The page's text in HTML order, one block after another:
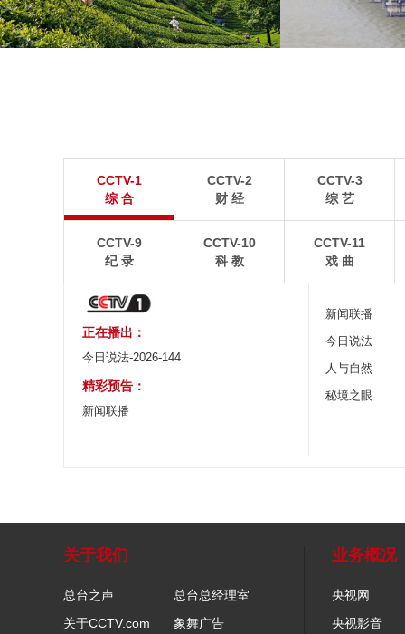
山东威海：桑沟湾彩霞满天
8月10日晨曦，山东威海，荣成市桑沟湾海滨呈现火
江苏南通：大熊
8月9日，江苏南通，
晨光洒在茶园，连绵起伏的茶山云雾缭绕，茶农采摘
秋茶，绘就一幅秀美的茶乡画卷。
杭台高铁温玉段途经
CCTV-1
综 合
CCTV-2
财 经
CCTV-3
综 艺
CCTV-9
纪 录
CCTV-10
科 教
CCTV-11
戏 曲
正在播出：
今日说法-2026-144
精彩预告：
新闻联播
新闻联播
今日说法
人与自然
秘境之眼
关于我们
总台之声
总台总经理室
关于CCTV.com
象舞广告
业务概况
央视网
央视影音